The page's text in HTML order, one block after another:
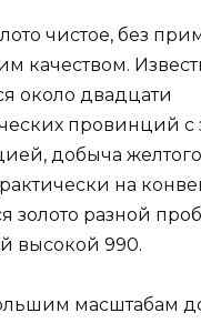
чистое, без
качеством.
около двадцати
провинций с
добыча
на
золото разной
высокой 990.
масштабам